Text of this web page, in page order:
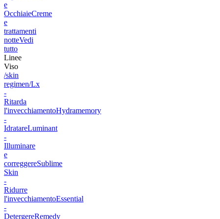
e
OcchiaieCreme
e
trattamenti
notteVedi
tutto
Linee
Viso
/skin
regimen/Lx
-
Ritarda
l'invecchiamentoHydramemory
-
IdratareLuminant
-
Illuminare
e
correggereSublime
Skin
-
Ridurre
l'invecchiamentoEssential
-
DetergereRemedy